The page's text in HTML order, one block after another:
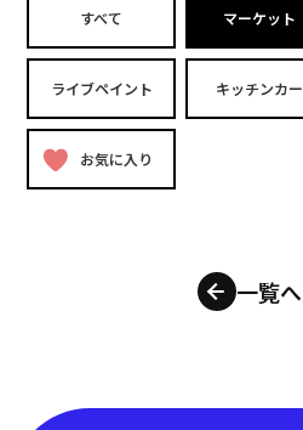
すべて マーケット
ライブペイント キッチンカー
お気に入り
一覧